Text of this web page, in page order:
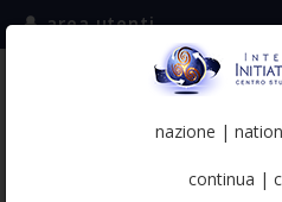
(italiano)
area utenti
nazione | nation
continua |